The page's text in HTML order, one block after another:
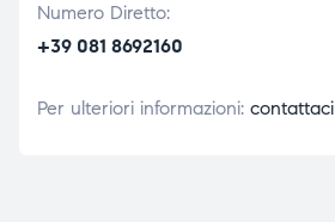
Numero Diretto:
+39 081 8692160
Per ulteriori informazioni: contattaci